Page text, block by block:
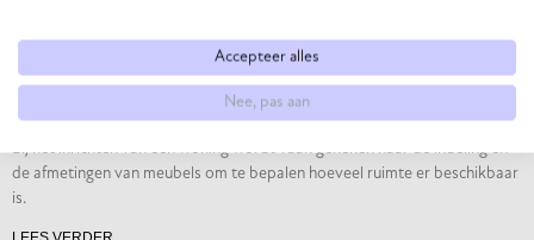
Ruimte creëren: Waarom lichte tafels je huis groter doen
Bij het inrichten van een woning wordt vaak gekeken naar de indeling en
de afmetingen van meubels om te bepalen hoeveel ruimte er beschikbaar
is.
Accepteer alles
Nee, pas aan